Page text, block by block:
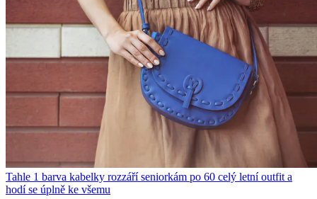
Tahle 1 barva kabelky rozzáří seniorkám po 60 celý letní outfit a
hodí se úplně ke všemu